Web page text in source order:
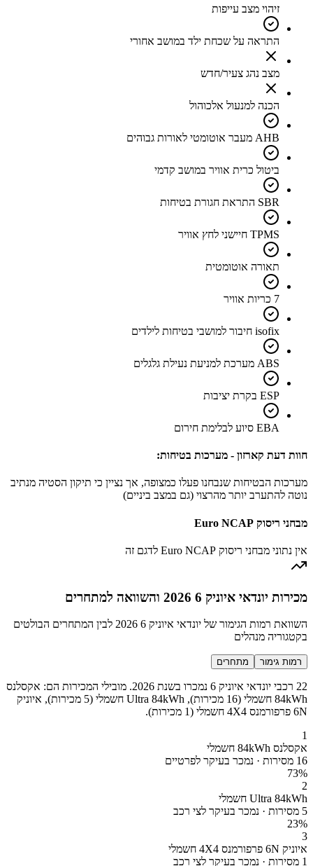
זיהוי מצב עייפות
התראה על שכחת ילד במושב אחורי
מצב נהג צעיר/חדש
הכנה למנעול אלכוהול
AHB מעבר אוטומטי לאורות גבוהים
ביטול כרית אוויר במושב קדמי
SBR התראת חגורת בטיחות
TPMS חיישני לחץ אוויר
תאורה אוטומטית
7 כריות אוויר
isofix חיבור למושבי בטיחות לילדים
ABS מערכת למניעת נעילת גלגלים
ESP בקרת יציבות
EBA סיוע לבלימת חירום
חוות דעת קארזון - מערכות בטיחות:
מערכות הבטיחות שנבחנו פעלו כמצופה, אך נציין כי תיקון הסטיה מנתיב
נוטה להתערב יותר מהרצוי (גם במצב ביניים)
מבחני ריסוק Euro NCAP
אין נתוני מבחני ריסוק Euro NCAP לדגם זה
מכירות יונדאי איוניק 6 2026 והשוואה למתחרים
השוואת רמות הגימור של יונדאי איוניק 6 2026 לבין המתחרים הבולטים
בקטגוריה מנהלים
רמות גימור מתחרים
22 רכבי יונדאי איוניק 6 נמכרו בשנת 2026. מובילי המכירות הם: אקסלנס
84kWh חשמלי (16 מכירות), Ultra 84kWh חשמלי (5 מכירות), איוניק
6N פרפורמנס 4X4 חשמלי (1 מכירות).
1
אקסלנס 84kWh חשמלי
16 מסירות · נמכר בעיקר לפרטיים
73%
2
Ultra 84kWh חשמלי
5 מסירות · נמכר בעיקר לצי רכב
23%
3
איוניק 6N פרפורמנס 4X4 חשמלי
1 מסירות · נמכר בעיקר לצי רכב